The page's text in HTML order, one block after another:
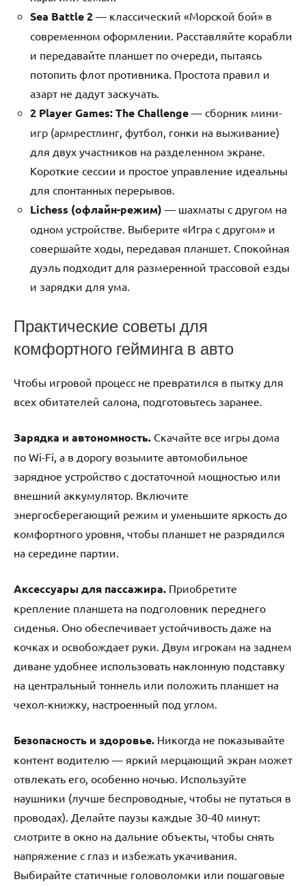
Sea Battle 2 — классический «Морской бой» в
современном оформлении. Расставляйте корабли
и передавайте планшет по очереди, пытаясь
потопить флот противника. Простота правил и
азарт не дадут заскучать.
2 Player Games: The Challenge — сборник мини-
игр (армрестлинг, футбол, гонки на выживание)
для двух участников на разделенном экране.
Короткие сессии и простое управление идеальны
для спонтанных перерывов.
Lichess (офлайн-режим) — шахматы с другом на
одном устройстве. Выберите «Игра с другом» и
совершайте ходы, передавая планшет. Спокойная
дуэль подходит для размеренной трассовой езды
и зарядки для ума.
Практические советы для
комфортного гейминга в авто
Чтобы игровой процесс не превратился в пытку для
всех обитателей салона, подготовьтесь заранее.
Зарядка и автономность. Скачайте все игры дома
по Wi-Fi, а в дорогу возьмите автомобильное
зарядное устройство с достаточной мощностью или
внешний аккумулятор. Включите
энергосберегающий режим и уменьшите яркость до
комфортного уровня, чтобы планшет не разрядился
на середине партии.
Аксессуары для пассажира. Приобретите
крепление планшета на подголовник переднего
сиденья. Оно обеспечивает устойчивость даже на
кочках и освобождает руки. Двум игрокам на заднем
диване удобнее использовать наклонную подставку
на центральный тоннель или положить планшет на
чехол-книжку, настроенный под углом.
Безопасность и здоровье. Никогда не показывайте
контент водителю — яркий мерцающий экран может
отвлекать его, особенно ночью. Используйте
наушники (лучше беспроводные, чтобы не путаться в
проводах). Делайте паузы каждые 30-40 минут:
смотрите в окно на дальние объекты, чтобы снять
напряжение с глаз и избежать укачивания.
Выбирайте статичные головоломки или пошаговые